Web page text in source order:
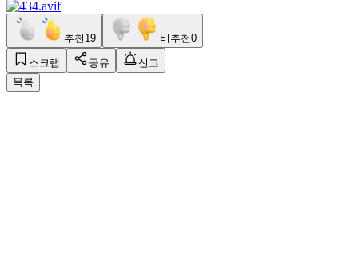
추천 19 비추천0
스크랩 공유
신고
목록